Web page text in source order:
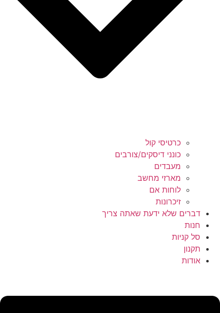
כרטיסי קול
כונני דיסקים/צורבים
מעבדים
מארזי מחשב
לוחות אם
זיכרונות
דברים שלא ידעת שאתה צריך
חנות
סל קניות
תקנון
אודות